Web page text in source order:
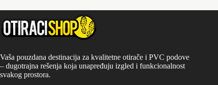
Vaša pouzdana destinacija za kvalitetne otirače i PVC podove
– dugotrajna rešenja koja unapređuju izgled i funkcionalnost
svakog prostora.